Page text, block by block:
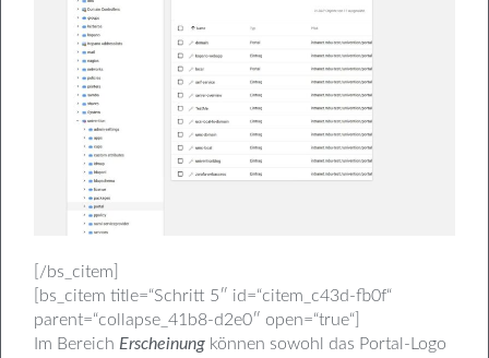
[/bs_citem]
[bs_citem title=“Schritt 5″ id=“citem_c43d-fb0f“
parent=“collapse_41b8-d2e0″ open=“true“]
Im Bereich Erscheinung können sowohl das Portal-Logo